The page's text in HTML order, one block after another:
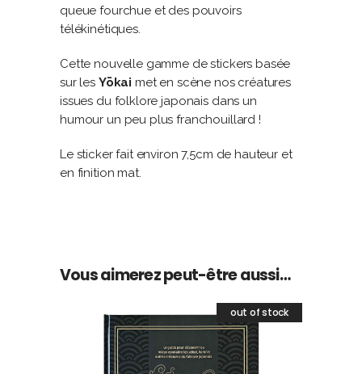
queue fourchue et des pouvoirs
télékinétiques.
Cette nouvelle gamme de stickers basée
sur les Yōkai met en scène nos créatures
issues du folklore japonais dans un
humour un peu plus franchouillard !
Le sticker fait environ 7,5cm de hauteur et
en finition mat.
Vous aimerez peut-être aussi…
out of stock